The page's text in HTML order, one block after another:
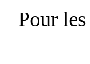
Pour